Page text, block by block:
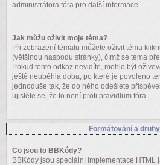
administrátora fóra pro další informace.
Jak můžu oživit moje téma?
Při zobrazení tématu můžete oživit téma
(většinou naspodu stránky), čímž se téma
Pokud tento odkaz nevidíte, mohlo být
ještě neuběhla doba, po které je povoleno
jednoduše tak, že do něho odešlete
ujistěte se, že to není proti pravidlům fóra.
Formátování a
Co jsou to BBKódy?
BBKódy jsou speciální implementace HTML